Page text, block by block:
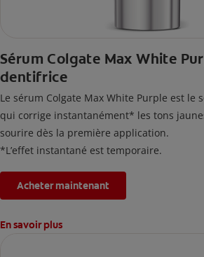
Sérum Colgate Max White
dentifrice
Le sérum Colgate Max White Purple est le
qui corrige instantanément* les tons
sourire dès la première application.
*L’effet instantané est temporaire.
Acheter maintenant
En savoir plus